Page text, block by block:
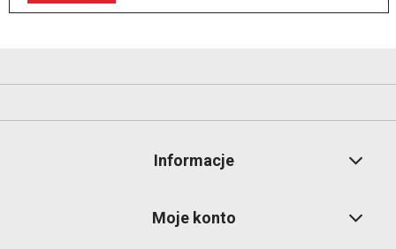
Informacje
Moje konto